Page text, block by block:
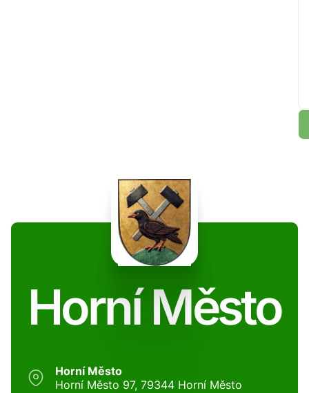
Horní Město
Horní Město
Horní Město 97, 79344 Horní Město